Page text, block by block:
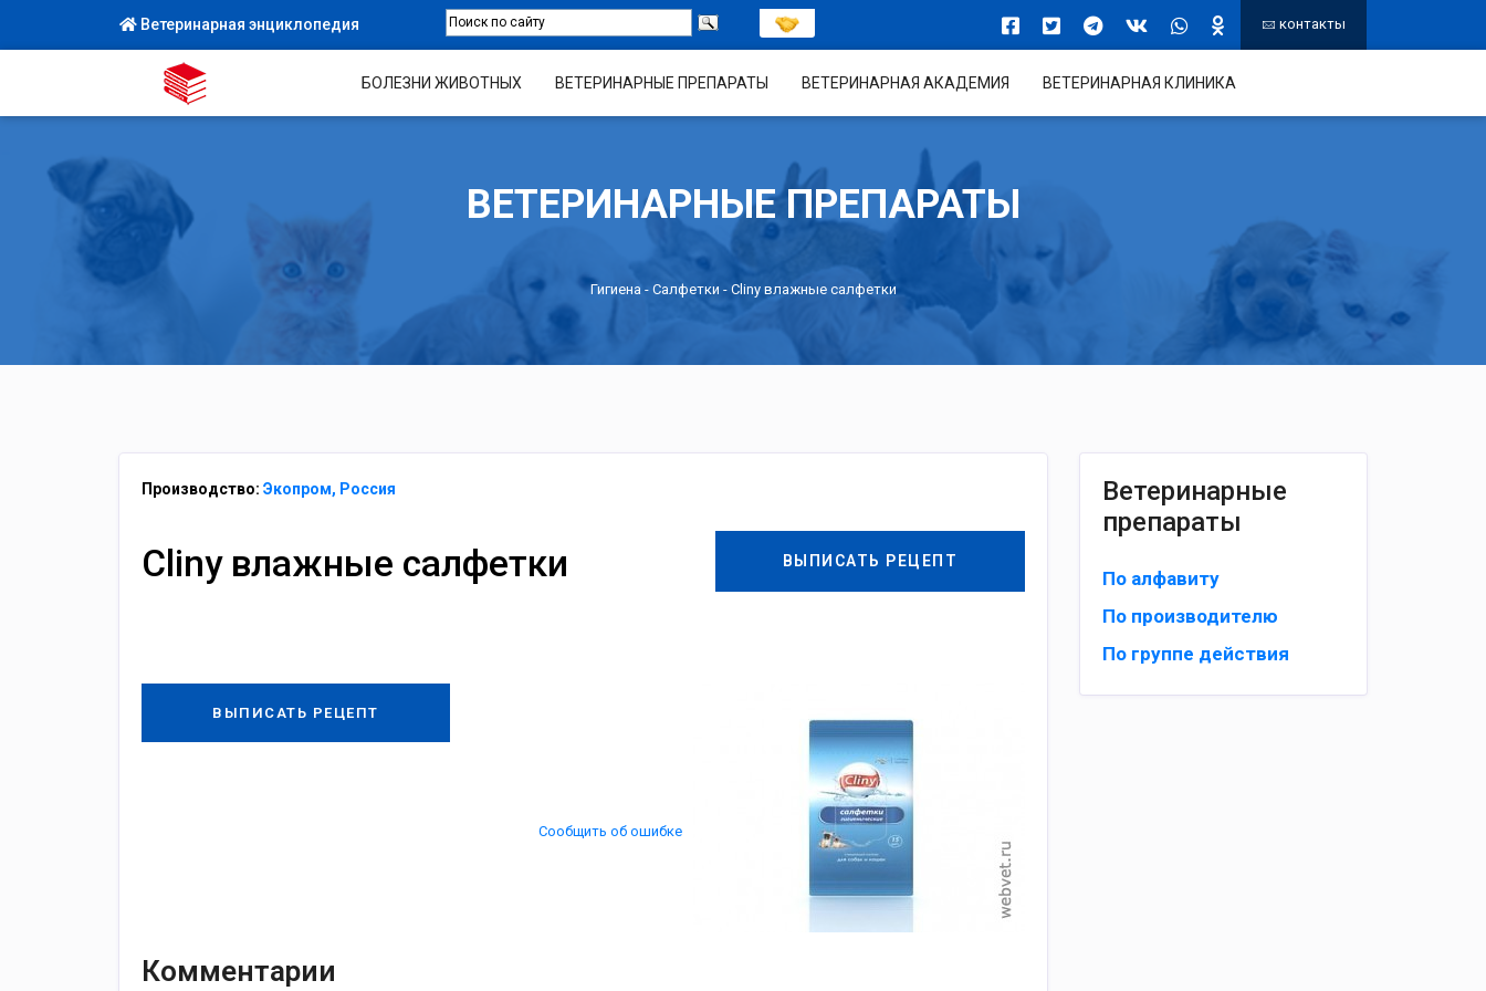
Ветеринарная энциклопедия контакты
БОЛЕЗНИ ЖИВОТНЫХ ВЕТЕРИНАРНЫЕ ПРЕПАРАТЫ ВЕТЕРИНАРНАЯ АКАДЕМИЯ ВЕТЕРИНАРНАЯ КЛИНИКА
ВЕТЕРИНАРНЫЕ ПРЕПАРАТЫ
Гигиена - Салфетки - Cliny влажные салфетки
Ветеринарные
препараты
По алфавиту
По производителю
По группе действия
Производство: Экопром, Россия
ВЫПИСАТЬ РЕЦЕПТ
Cliny влажные салфетки
ВЫПИСАТЬ РЕЦЕПТ
Сообщить об ошибке
Комментарии